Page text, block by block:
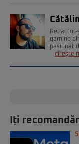
Redactor-
gaming
pasionat
citește
Iți